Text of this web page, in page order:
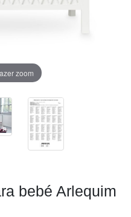
zoom
bebé Arlequim